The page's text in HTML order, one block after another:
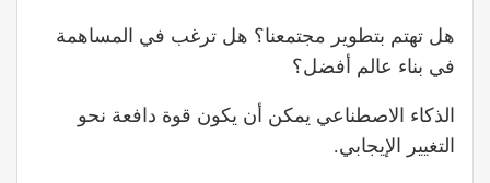
هل تهتم بتطوير مجتمعنا؟ هل ترغب في المساهمة
في بناء عالم أفضل؟
الذكاء الاصطناعي يمكن أن يكون قوة دافعة نحو
التغيير الإيجابي.